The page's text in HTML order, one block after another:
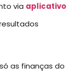
via aplicativo
as finanças do